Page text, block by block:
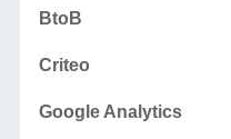
BtoB
Criteo
Google Analytics